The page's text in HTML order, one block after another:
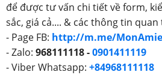
để được tư vấn chi tiết về form,
sắc, giá cả.... & các thông tin
- Page FB: http://m.me/
- Zalo: 968111118 -0901411119
- Viber Whatsapp: +84968111118